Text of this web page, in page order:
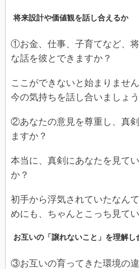
将来設計や価値観を話し合えるか
①お金、仕事、子育てなど、
な話を彼とできますか？
ここができないと始まりませ
今の気持ちを話し合いましょう
②あなたの意見を尊重し、真
ますか？
本当に、真剣にあなたを見て
か？
初手から浮気されていたなん
めにも、ちゃんとこっち見て
お互いの「譲れないこと」を理解し
③お互いの育ってきた環境の違